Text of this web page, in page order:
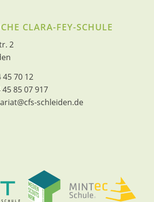
CLARA-FEY-SCHULE
2
45 70 12
45 85 07 917
schleiden.de